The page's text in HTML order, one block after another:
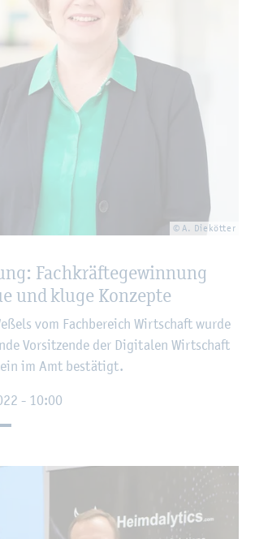
© A. Die­köt­ter
Fach­kräf­te­ge­win­nung
und kluge Kon­zep­te
vom Fach­be­reich Wirt­schaft wurde
Vor­sit­zen­de der Di­gi­ta­len Wirt­schaft
im Amt be­stä­tigt.
- 10:00